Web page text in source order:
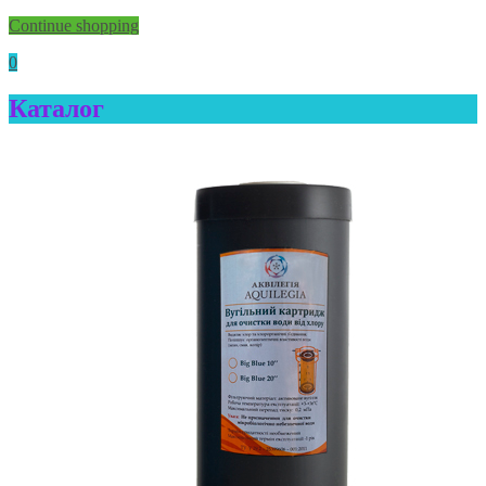
Continue shopping
0
Каталог